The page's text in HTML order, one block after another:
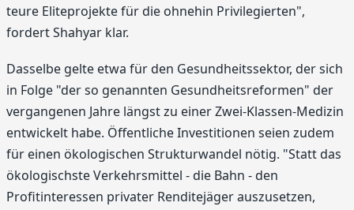
teure Eliteprojekte für die ohnehin Privilegierten",
fordert Shahyar klar.
Dasselbe gelte etwa für den Gesundheitssektor, der sich
in Folge "der so genannten Gesundheitsreformen" der
vergangenen Jahre längst zu einer Zwei-Klassen-Medizin
entwickelt habe. Öffentliche Investitionen seien zudem
für einen ökologischen Strukturwandel nötig. "Statt das
ökologischste Verkehrsmittel - die Bahn - den
Profitinteressen privater Renditejäger auszusetzen,